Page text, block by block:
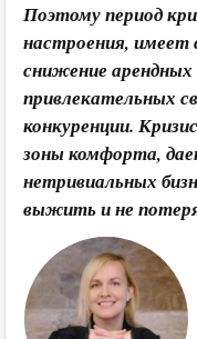
Поэтому период
настроения,
снижение арендных
привлекательных
конкуренции.
зоны комфорта,
нетривиальных
выжить и не